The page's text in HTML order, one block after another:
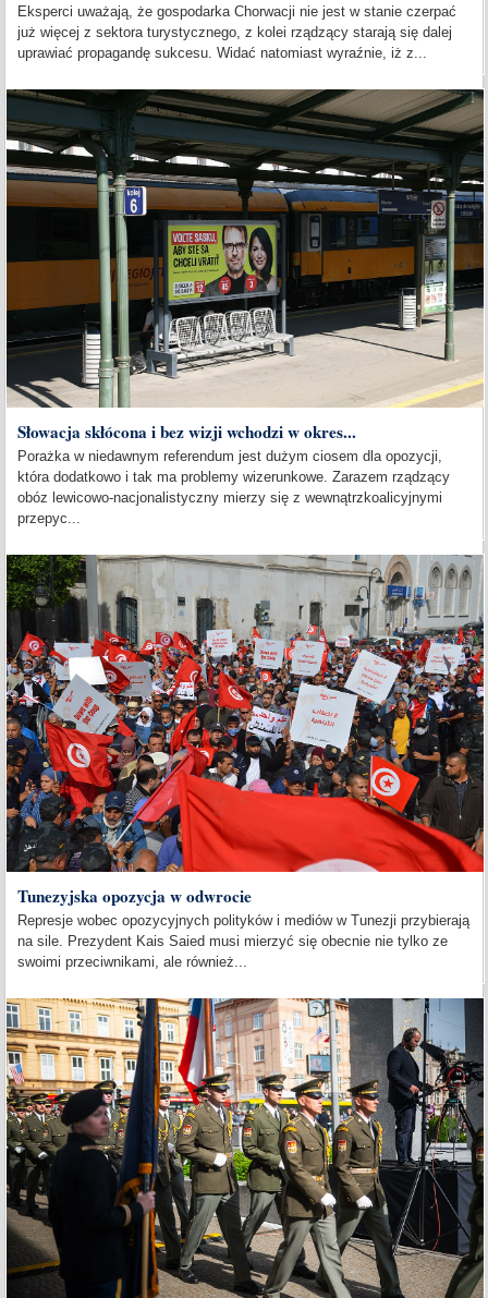
Eksperci uważają, że gospodarka Chorwacji nie jest w stanie czerpać
już więcej z sektora turystycznego, z kolei rządzący starają się dalej
uprawiać propagandę sukcesu. Widać natomiast wyraźnie, iż z...
Słowacja skłócona i bez wizji wchodzi w okres...
Porażka w niedawnym referendum jest dużym ciosem dla opozycji,
która dodatkowo i tak ma problemy wizerunkowe. Zarazem rządzący
obóz lewicowo-nacjonalistyczny mierzy się z wewnątrzkoalicyjnymi
przepyc...
Tunezyjska opozycja w odwrocie
Represje wobec opozycyjnych polityków i mediów w Tunezji przybierają
na sile. Prezydent Kais Saied musi mierzyć się obecnie nie tylko ze
swoimi przeciwnikami, ale również...